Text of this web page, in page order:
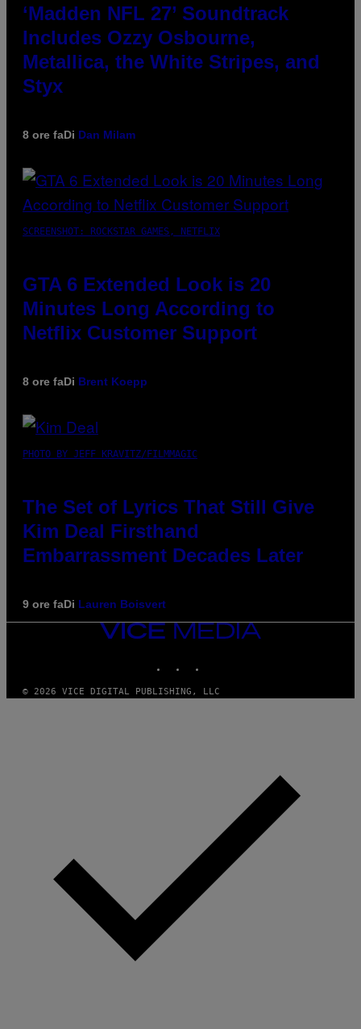
‘Madden NFL 27’ Soundtrack
Includes Ozzy Osbourne,
Metallica, the White Stripes, and
Styx
8 ore faDi Dan Milam
SCREENSHOT: ROCKSTAR GAMES, NETFLIX
GTA 6 Extended Look is 20
Minutes Long According to
Netflix Customer Support
8 ore faDi Brent Koepp
PHOTO BY JEFF KRAVITZ/FILMMAGIC
The Set of Lyrics That Still Give
Kim Deal Firsthand
Embarrassment Decades Later
9 ore faDi Lauren Boisvert
VICE
© 2026 VICE DIGITAL PUBLISHING, LLC